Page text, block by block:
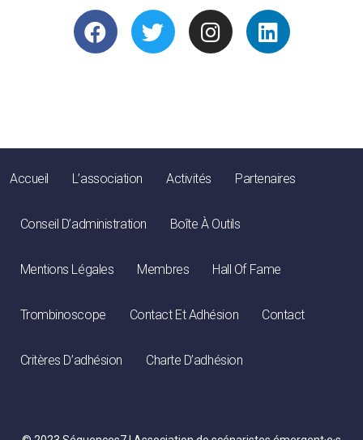
Accueil L’association Activités Partenaires
Conseil D’administration Boîte À Outils
Mentions Légales Membres Hall Of Fame
Trombinoscope Contact Et Adhésion Contact
Critères D’adhésion Charte D’adhésion